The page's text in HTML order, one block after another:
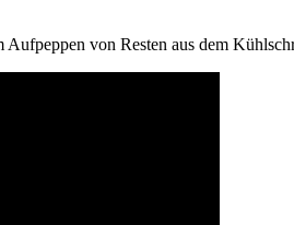
Aufpeppen von Resten aus dem